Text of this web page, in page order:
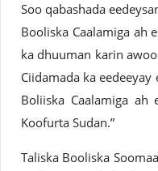
Soo qabashada
Booliska Caalamiga ah
ka dhuuman karin
Ciidamada ka
Boliiska Caalamiga ah
Koofurta Sudan.”
Taliska Booliska